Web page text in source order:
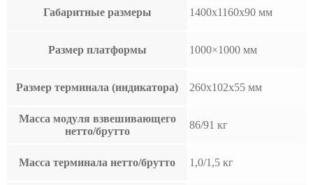
Габаритные размеры 1400х1160х90 мм
Размер платформы 1000×1000 мм
Размер терминала (индикатора) 260x102x55 мм
Масса модуля взвешивающего
нетто/брутто
86/91 кг
Масса терминала нетто/брутто 1,0/1,5 кг